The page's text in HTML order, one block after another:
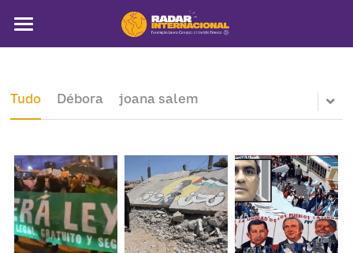
Colunistas
Notícias
Artigos
Pega a visão
Tudo Débora joana salem